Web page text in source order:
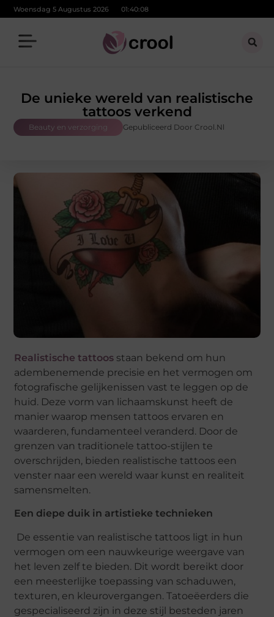
Woensdag 5 Augustus 2026 01:40:09
De unieke wereld van realistische
tattoos verkend
Beauty en verzorging Gepubliceerd Door Crool.nl
Realistische tattoos staan bekend om hun
adembenemende precisie en het vermogen om
fotografische gelijkenissen vast te leggen op de
huid. Deze vorm van lichaamskunst heeft de
manier waarop mensen tattoos ervaren en
waarderen, fundamenteel veranderd. Door de
grenzen van traditionele tattoo-stijlen te
overschrijden, bieden realistische tattoos een
venster naar een wereld waar kunst en realiteit
samensmelten.
Een diepe duik in artistieke technieken
De essentie van realistische tattoos ligt in hun
vermogen om een nauwkeurige weergave van
het leven zelf te bieden. Dit wordt bereikt door
een meesterlijke toepassing van schaduwen,
texturen, en kleurovergangen. Tatoeëerders die
gespecialiseerd zijn in deze stijl besteden jaren